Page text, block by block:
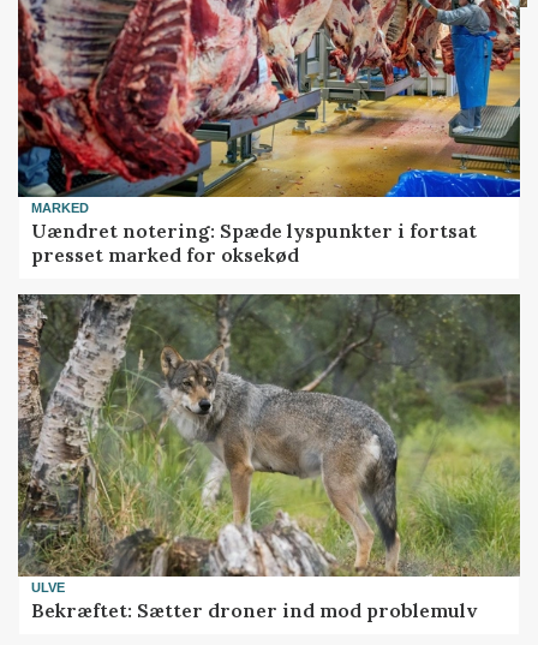
MARKED
Uændret notering: Spæde lyspunkter i fortsat
presset marked for oksekød
ULVE
Bekræftet: Sætter droner ind mod problemulv